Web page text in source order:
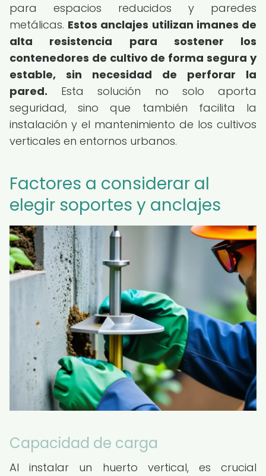
para espacios reducidos y paredes
metálicas. Estos anclajes utilizan imanes de
alta resistencia para sostener los
contenedores de cultivo de forma segura y
estable, sin necesidad de perforar la
pared. Esta solución no solo aporta
seguridad, sino que también facilita la
instalación y el mantenimiento de los cultivos
verticales en entornos urbanos.
Factores a considerar al
elegir soportes y anclajes
Capacidad de carga
Al instalar un huerto vertical, es crucial